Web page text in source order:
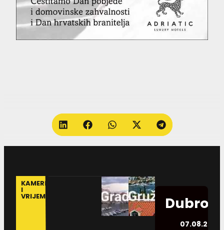
KAMERE
I
VRIJEME
07.08.2026.